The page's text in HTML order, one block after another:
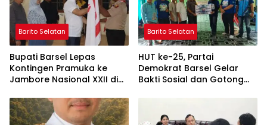
Barito Selatan
Bupati Barsel Lepas
Kontingen Pramuka ke
Jambore Nasional XXII di
Barito Selatan
HUT ke-25, Partai
Demokrat Barsel Gelar
Bakti Sosial dan Gotong
Ashfiya